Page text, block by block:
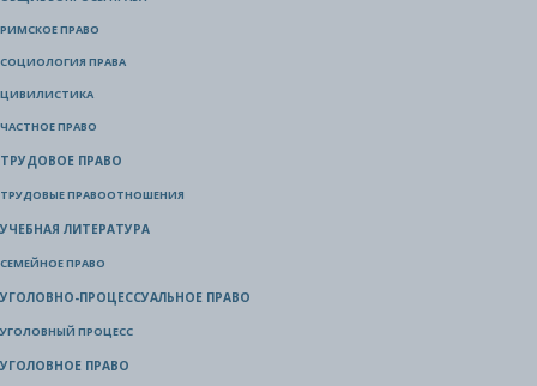
РИМСКОЕ ПРАВО
СОЦИОЛОГИЯ ПРАВА
ЦИВИЛИСТИКА
ЧАСТНОЕ ПРАВО
ТРУДОВОЕ ПРАВО
ТРУДОВЫЕ ПРАВООТНОШЕНИЯ
УЧЕБНАЯ ЛИТЕРАТУРА
СЕМЕЙНОЕ ПРАВО
УГОЛОВНО-ПРОЦЕССУАЛЬНОЕ ПРАВО
УГОЛОВНЫЙ ПРОЦЕСС
УГОЛОВНОЕ ПРАВО